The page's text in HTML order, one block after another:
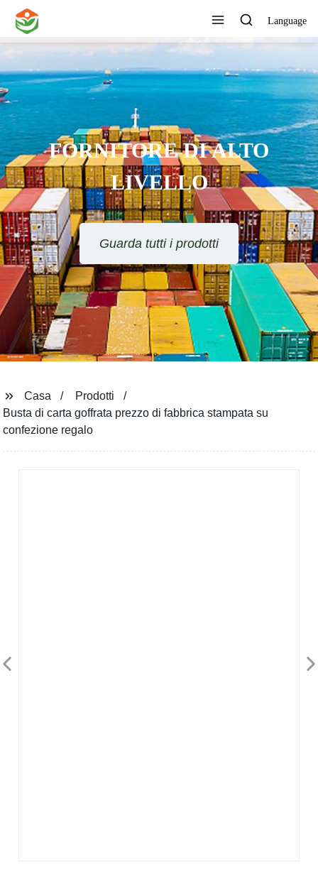
Language
FORNITORE DI ALTO
LIVELLO
Guarda tutti i prodotti
Casa
Prodotti
Busta di carta goffrata prezzo di fabbrica stampata su
confezione regalo